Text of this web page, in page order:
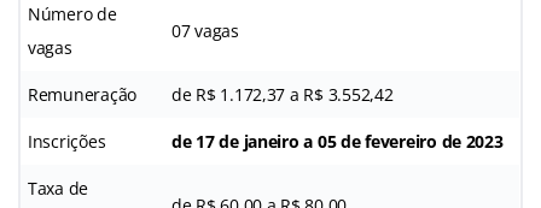
Número de
vagas
07 vagas
Remuneração de R$ 1.172,37 a R$ 3.552,42
Inscrições de 17 de janeiro a 05 de fevereiro de 2023
Taxa de